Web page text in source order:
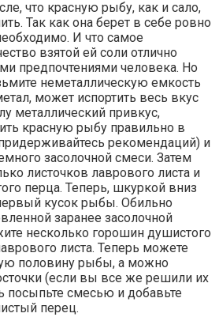
что красную рыбу, как и сало,
Так как она берет в себе ровно
И что самое
взятой ей соли отлично
предпочтениями человека. Но
неметаллическую емкость
может испортить весь вкус
металлический привкус,
красную рыбу правильно в
рекомендаций) и
засолочной смеси. Затем
листочков лаврового листа и
перца. Теперь, шкуркой вниз
кусок рыбы. Обильно
заранее засолочной
несколько горошин душистого
листа. Теперь можете
половину рыбы, а можно
(если вы все же решили их
посыпьте смесью и добавьте
перец.